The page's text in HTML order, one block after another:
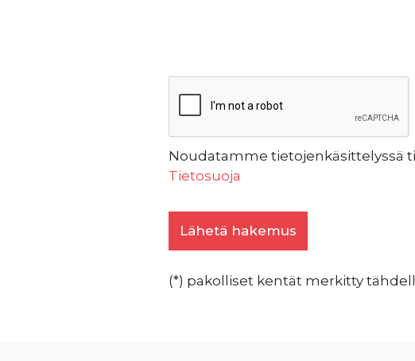
Noudatamme tietojenkäsittelyssä
Tietosuoja
(*) pakolliset kentät merkitty